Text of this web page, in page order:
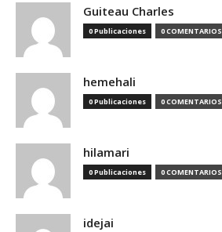
Guiteau Charles
0 Publicaciones 0 COMENTARIOS
hemehali
0 Publicaciones 0 COMENTARIOS
hilamari
0 Publicaciones 0 COMENTARIOS
idejai